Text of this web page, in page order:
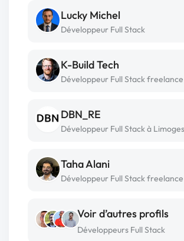
Lucky Michel
Développeur Full Stack
K-Build Tech
Développeur Full Stack freelance
DBN_RE
Développeur Full Stack à Limoges
Taha Alani
Développeur Full Stack
Voir d’autres profils
Développeurs Full Stack